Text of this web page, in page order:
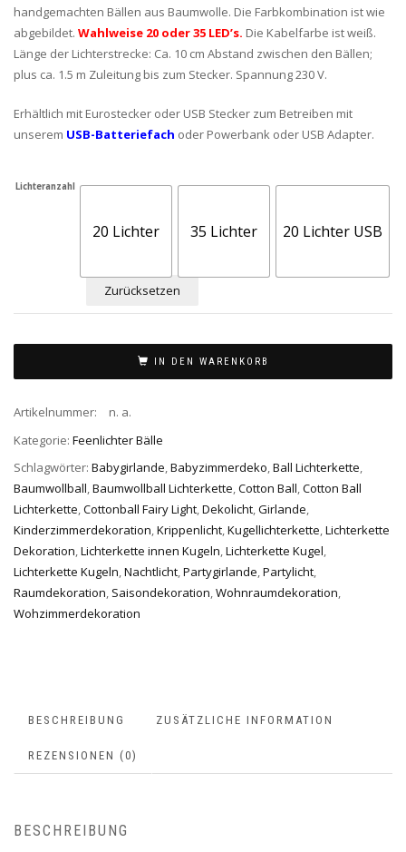
handgemachten Bällen aus Baumwolle. Die Farbkombination ist wie
abgebildet. Wahlweise 20 oder 35 LED’s. Die Kabelfarbe ist weiß.
Länge der Lichterstrecke: Ca. 10 cm Abstand zwischen den Bällen;
plus ca. 1.5 m Zuleitung bis zum Stecker. Spannung 230 V.
Erhältlich mit Eurostecker oder USB Stecker zum Betreiben mit
unserem USB-Batteriefach oder Powerbank oder USB Adapter.
Lichteranzahl
20 Lichter 35 Lichter 20 Lichter USB
Zurücksetzen
IN DEN WARENKORB
Artikelnummer:
n. a.
Kategorie: Feenlichter Bälle
Schlagwörter: Babygirlande,Babyzimmerdeko,Ball Lichterkette,
Baumwollball,Baumwollball Lichterkette,Cotton Ball,Cotton Ball
Lichterkette,Cottonball Fairy Light,Dekolicht,Girlande,
Kinderzimmerdekoration,Krippenlicht,Kugellichterkette,Lichterkette
Dekoration,Lichterkette innen Kugeln,Lichterkette Kugel,
Lichterkette Kugeln,Nachtlicht,Partygirlande,Partylicht,
Raumdekoration, Saisondekoration,Wohnraumdekoration,
Wohzimmerdekoration
BESCHREIBUNG ZUSÄTZLICHE INFORMATION
REZENSIONEN (0)
BESCHREIBUNG